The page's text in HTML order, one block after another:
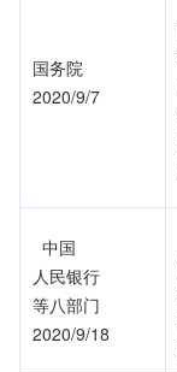
国务院
2020/9/7
  中国
人民银行
等八部门
2020/9/18